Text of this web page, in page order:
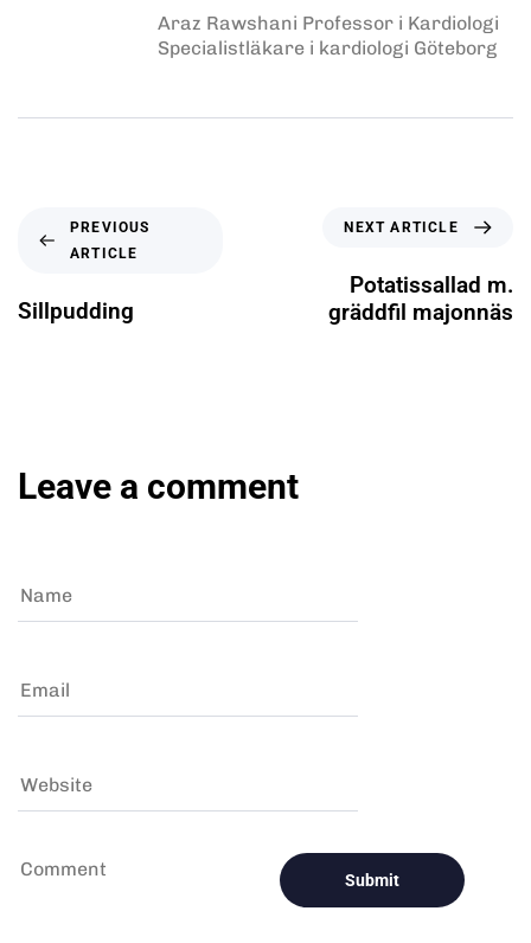
Araz Rawshani Professor i Kardiologi
Specialistläkare i kardiologi Göteborg
PREVIOUS
ARTICLE
Sillpudding
NEXT ARTICLE
Potatissallad m.
gräddfil majonnäs
Leave a comment